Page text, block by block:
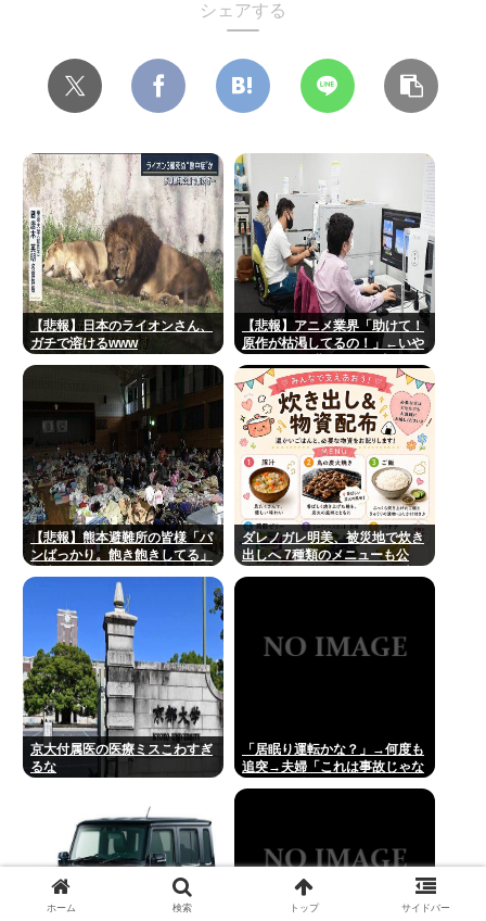
シェアする
【悲報】日本のライオンさん、
ガチで溶けるwww
【悲報】アニメ業界「助けて！
原作が枯渇してるの！」←いや
ね？www
【悲報】熊本避難所の皆様「パ
ンばっかり。飽き飽きしてる」
超・・・・・・・・・
ダレノガレ明美、被災地で炊き
出しへ 7種類のメニューも公
京大付属医の医療ミスこわすぎ
るな
「居眠り運転かな？」→何度も
追突→夫婦「これは事故じゃな
ホーム 検索 トップ サイドバー